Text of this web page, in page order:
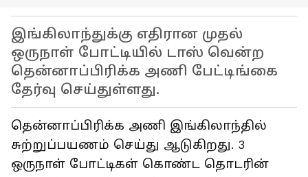
இங்கிலாந்துக்கு எதிரான முதல்
ஒருநாள் போட்டியில் டாஸ் வென்ற
தென்னாப்பிரிக்க அணி பேட்டிங்கை
தேர்வு செய்துள்ளது.
தென்னாப்பிரிக்க அணி இங்கிலாந்தில்
சுற்றுப்பயணம் செய்து ஆடுகிறது. 3
ஒருநாள் போட்டிகள் கொண்ட தொடரின்